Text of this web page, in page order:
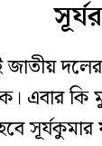
সূর্যর
এবার কি
সূর্যকুমার